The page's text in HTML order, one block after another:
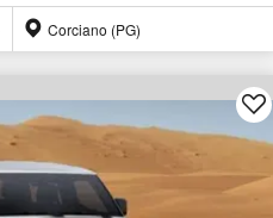
Corciano (PG)